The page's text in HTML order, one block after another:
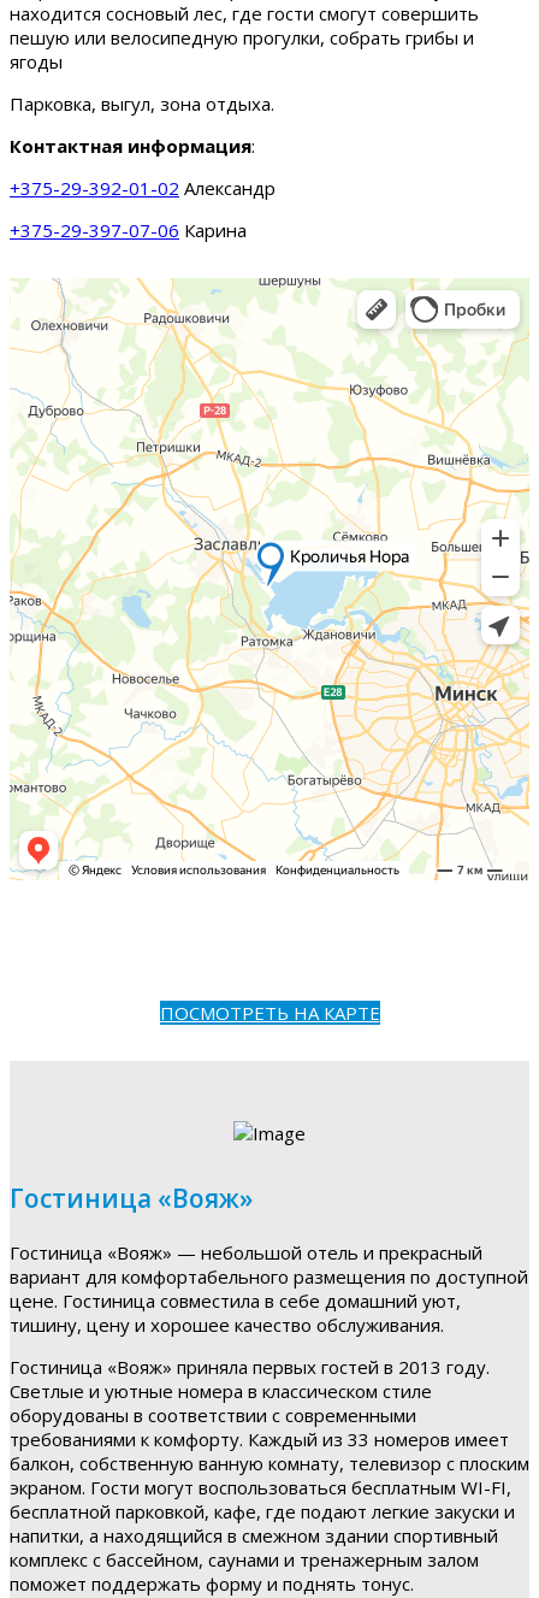
находится сосновый лес, где гости смогут совершить
пешую или велосипедную прогулки, собрать грибы и
ягоды
Парковка, выгул, зона отдыха.
Контактная информация:
+375-29-392-01-02 Александр
+375-29-397-07-06 Карина
ПОСМОТРЕТЬ НА КАРТЕ
Гостиница «Вояж»
Гостиница «Вояж» — небольшой отель и прекрасный
вариант для комфортабельного размещения по доступной
цене. Гостиница совместила в себе домашний уют,
тишину, цену и хорошее качество обслуживания.
Гостиница «Вояж» приняла первых гостей в 2013 году.
Светлые и уютные номера в классическом стиле
оборудованы в соответствии с современными
требованиями к комфорту. Каждый из 33 номеров имеет
балкон, собственную ванную комнату, телевизор с плоским
экраном. Гости могут воспользоваться бесплатным WI-FI,
бесплатной парковкой, кафе, где подают легкие закуски и
напитки, а находящийся в смежном здании спортивный
комплекс с бассейном, саунами и тренажерным залом
поможет поддержать форму и поднять тонус.